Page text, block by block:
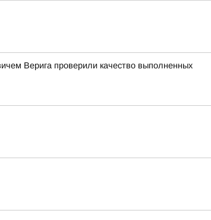
Верига проверили качество выполненных